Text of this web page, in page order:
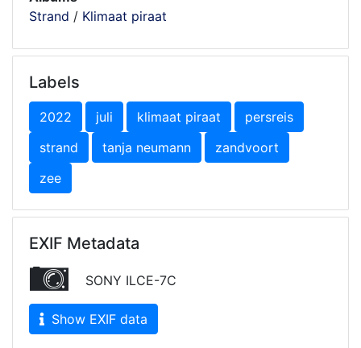
Strand / Klimaat piraat
Labels
2022 juli klimaat piraat
persreis
strand
tanja neumann
zandvoort
zee
EXIF Metadata
SONY ILCE-7C
Show EXIF data